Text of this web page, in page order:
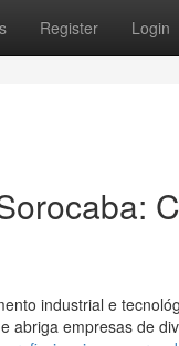
Register Login
industrial e
abriga empresas de